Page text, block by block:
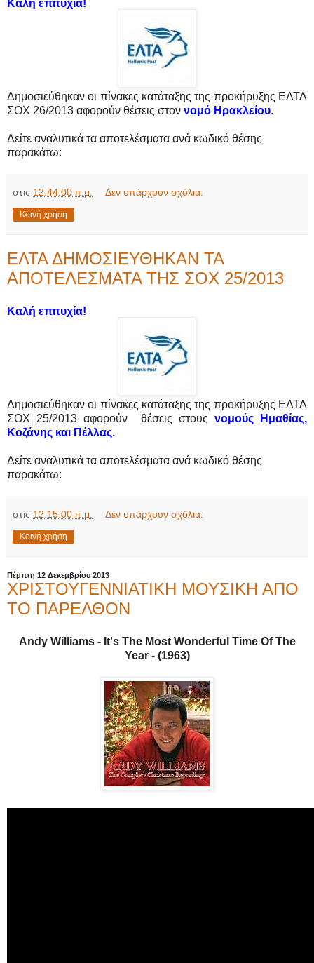
Καλή επιτυχία!
Δημοσιεύθηκαν οι πίνακες κατάταξης της προκήρυξης ΕΛΤΑ
ΣΟΧ 26/2013 αφορούν θέσεις στον νομό Ηρακλείου.
Δείτε αναλυτικά τα αποτελέσματα ανά κωδικό θέσης
παρακάτω:
στις 12:44:00 π.μ. Δεν υπάρχουν σχόλια:
Κοινή χρήση
ΕΛΤΑ ΔΗΜΟΣΙΕΥΘΗΚΑΝ ΤΑ
ΑΠΟΤΕΛΕΣΜΑΤΑ ΤΗΣ ΣΟΧ 25/2013
Καλή επιτυχία!
Δημοσιεύθηκαν οι πίνακες κατάταξης της προκήρυξης ΕΛΤΑ
ΣΟΧ 25/2013 αφορούν θέσεις στους νομούςΗμαθίας,
Κοζάνης και Πέλλας.
Δείτε αναλυτικά τα αποτελέσματα ανά κωδικό θέσης
παρακάτω:
στις 12:15:00 π.μ. Δεν υπάρχουν σχόλια:
Κοινή χρήση
Πέμπτη 12 Δεκεμβρίου 2013
ΧΡΙΣΤΟΥΓΕΝΝΙΑΤΙΚΗ ΜΟΥΣΙΚΗ ΑΠΟ
ΤΟ ΠΑΡΕΛΘΟΝ
Andy Williams - It's The Most Wonderful Time Of The
Year - (1963)